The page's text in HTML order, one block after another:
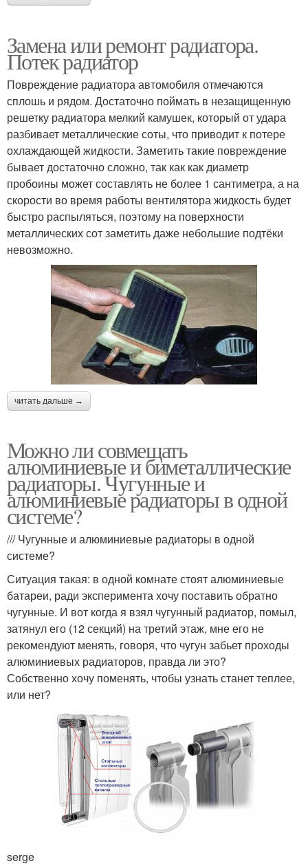
Замена или ремонт радиатора.
Потек радиатор
Повреждение радиатора автомобиля отмечаются
сплошь и рядом. Достаточно поймать в незащищенную
решетку радиатора мелкий камушек, который от удара
разбивает металлические соты, что приводит к потере
охлаждающей жидкости. Заметить такие повреждение
бывает достаточно сложно, так как как диаметр
пробоины может составлять не более 1 сантиметра, а на
скорости во время работы вентилятора жидкость будет
быстро распыляться, поэтому на поверхности
металлических сот заметить даже небольшие подтёки
невозможно.
читать дальше →
Можно ли совмещать
алюминиевые и биметаллические
радиаторы. Чугунные и
алюминиевые радиаторы в одной
системе?
/// Чугунные и алюминиевые радиаторы в одной
системе?
Ситуация такая: в одной комнате стоят алюминиевые
батареи, ради эксперимента хочу поставить обратно
чугунные. И вот когда я взял чугунный радиатор, помыл,
затянул его (12 секций) на третий этаж, мне его не
рекомендуют менять, говоря, что чугун забьет проходы
алюминиевых радиаторов, правда ли это?
Собственно хочу поменять, чтобы узнать станет теплее,
или нет?
serge